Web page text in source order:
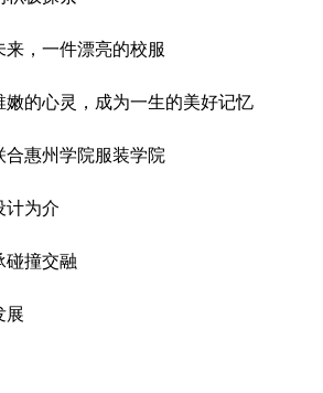
，一件漂亮的校服
嫩的心灵，成为一生的美好记忆
合惠州学院服装学院
计为介
碰撞交融
展